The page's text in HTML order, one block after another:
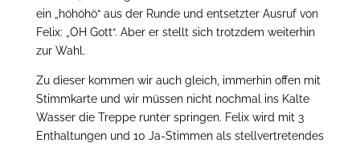
ein „höhöhö“ aus der Runde und entsetzter Ausruf von
Felix: „OH Gott“. Aber er stellt sich trotzdem weiterhin
zur Wahl.
Zu dieser kommen wir auch gleich, immerhin offen mit
Stimmkarte und wir müssen nicht nochmal ins Kalte
Wasser die Treppe runter springen. Felix wird mit 3
Enthaltungen und 10 Ja-Stimmen als stellvertretendes